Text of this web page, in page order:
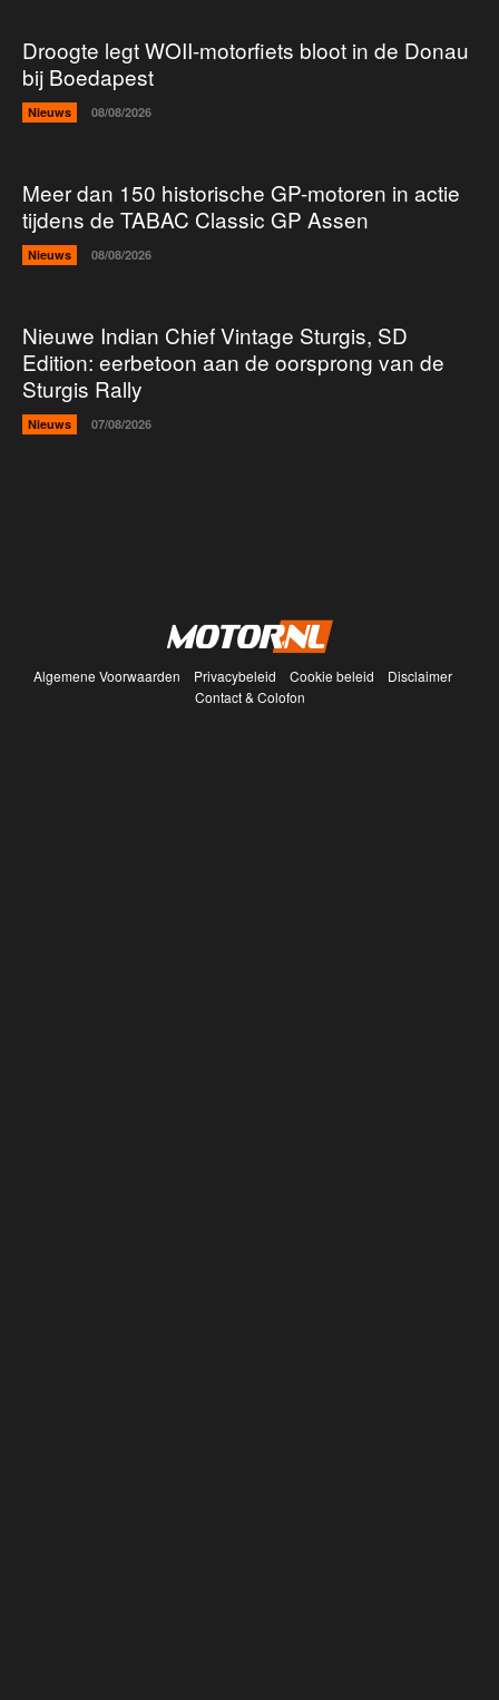
Droogte legt WOII-motorfiets bloot in de Donau
bij Boedapest
Nieuws 08/08/2026
Meer dan 150 historische GP-motoren in actie
tijdens de TABAC Classic GP Assen
Nieuws 08/08/2026
Nieuwe Indian Chief Vintage Sturgis, SD
Edition: eerbetoon aan de oorsprong van de
Sturgis Rally
Nieuws 07/08/2026
Algemene Voorwaarden Privacybeleid Cookie beleid
Disclaimer
Contact & Colofon